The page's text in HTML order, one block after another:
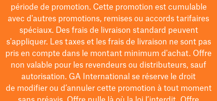
période de promotion. Cette promotion est cumulable
avec d'autres promotions, remises ou accords tarifaires
spéciaux. Des frais de livraison standard peuvent
s'appliquer. Les taxes et les frais de livraison ne sont pas
pris en compte dans le montant minimum d'achat. Offre
non valable pour les revendeurs ou distributeurs, sauf
autorisation. GA International se réserve le droit
de modifierou d’annuler cette promotion à tout moment